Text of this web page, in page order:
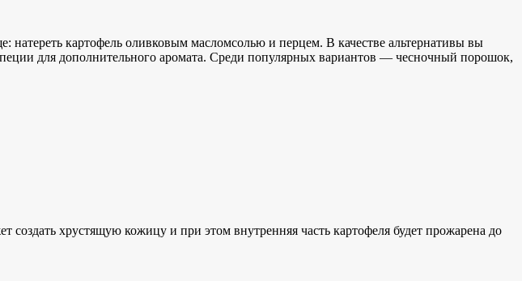
натереть картофель оливковым масломсолью и перцем. В качестве альтернативы вы
для дополнительного аромата. Среди популярных вариантов — чесночный порошок,
создать хрустящую кожицу и при этом внутренняя часть картофеля будет прожарена до